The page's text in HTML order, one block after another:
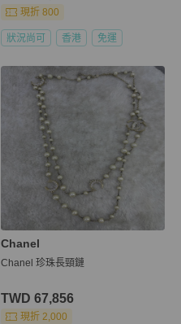
現折 800
狀況尚可 香港 免運
Chanel
Chanel 珍珠長頸鏈
TWD 67,856
現折 2,000